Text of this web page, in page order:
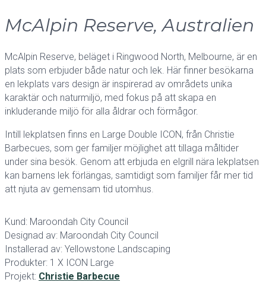
McAlpin Reserve, Australien
McAlpin Reserve, beläget i Ringwood North, Melbourne, är en
plats som erbjuder både natur och lek. Här finner besökarna
en lekplats vars design är inspirerad av områdets unika
karaktär och naturmiljö, med fokus på att skapa en
inkluderande miljö för alla åldrar och förmågor.
Intill lekplatsen finns en Large Double ICON, från Christie
Barbecues, som ger familjer möjlighet att tillaga måltider
under sina besök. Genom att erbjuda en elgrill nära lekplatsen
kan barnens lek förlängas, samtidigt som familjer får mer tid
att njuta av gemensam tid utomhus.
Kund: Maroondah City Council
Designad av: Maroondah City Council
Installerad av: Yellowstone Landscaping
Produkter: 1 X ICON Large
Projekt: Christie Barbecue